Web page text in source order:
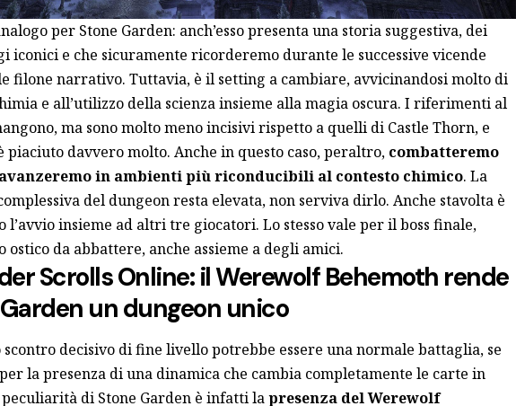
per Stone Garden: anch’esso presenta una storia suggestiva, dei
iconici e che sicuramente ricorderemo durante le successive vicende
filone narrativo. Tuttavia, è il setting a cambiare, avvicinandosi molto di
e all’utilizzo della scienza insieme alla magia oscura. I riferimenti al
ma sono molto meno incisivi rispetto a quelli di Castle Thorn, e
piaciuto davvero molto. Anche in questo caso, peraltro, combatteremo
in ambienti più riconducibili al contesto chimico. La
del dungeon resta elevata, non serviva dirlo. Anche stavolta è
l’avvio insieme ad altri tre giocatori. Lo stesso vale per il boss finale,
ostico da abbattere, anche assieme a degli amici.
Scrolls Online: il Werewolf Behemoth rende
un dungeon unico
scontro decisivo di fine livello potrebbe essere una normale battaglia, se
la presenza di una dinamica che cambia completamente le carte in
di Stone Garden è infatti lapresenza del Werewolf